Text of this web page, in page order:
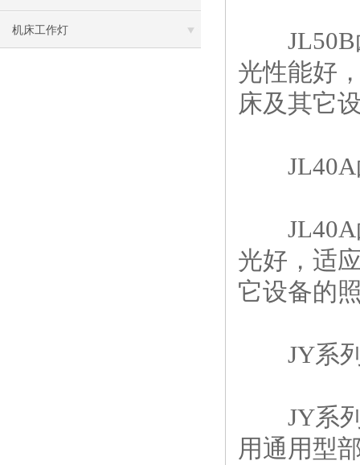
机床工作灯
JL50B卤
光性能好
床及其它
JL40A
JL40A卤
光好，适
它设备的
JY系列
JY系列
用通用型